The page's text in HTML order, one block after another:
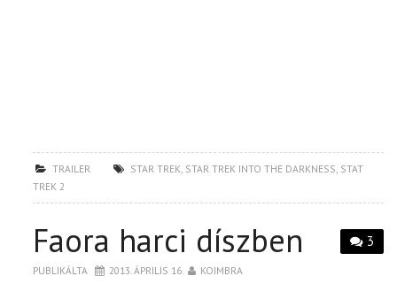
TRAILER STAR TREK, STAR TREK INTO THE DARKNESS, STAT
TREK 2
3
Faora harci díszben
PUBLIKÁLTA 2013. ÁPRILIS 16. KOIMBRA